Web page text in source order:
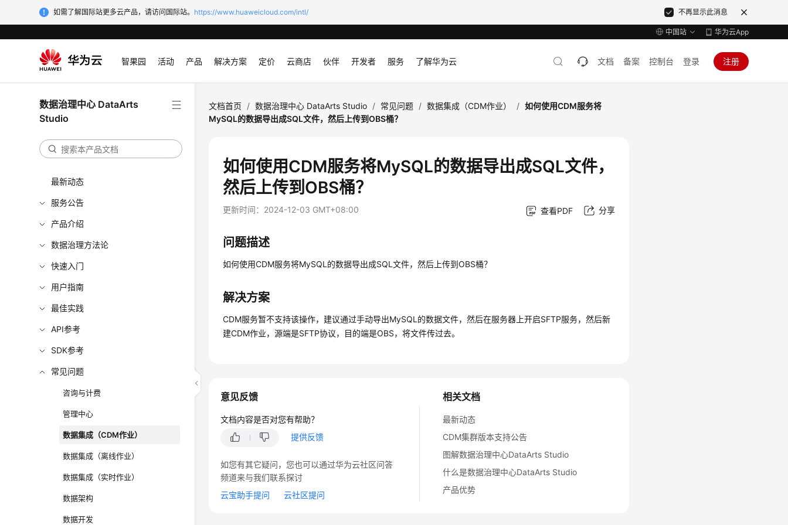
如需了解国际站更多云产品，请访问国际站。 https://www.huaweicloud.com/intl/ 不再显示此消息
中国站 华为云App
智果园 活动 产品 解决方案 定价 云商店 伙伴 开发者 服务 了解华为云 文档 备案 控制台 登录 注册
数据治理中心 DataArts
Studio
最新动态
服务公告
产品介绍
数据治理方法论
快速入门
用户指南
最佳实践
API参考
SDK参考
常见问题
咨询与计费
管理中心
数据集成（CDM作业）
数据集成（离线作业）
数据集成（实时作业）
数据架构
数据开发
文档首页 / 数据治理中心 DataArts Studio / 常见问题 / 数据集成（CDM作业） / 如何使用CDM服务将
MySQL的数据导出成SQL文件，然后上传到OBS桶？
如何使用CDM服务将MySQL的数据导出成SQL文件，
然后上传到OBS桶？
更新时间： 2024-12-03 GMT+08:00 查看PDF 分享
问题描述
如何使用CDM服务将MySQL的数据导出成SQL文件，然后上传到OBS桶？
解决方案
CDM服务暂不支持该操作，建议通过手动导出MySQL的数据文件，然后在服务器上开启SFTP服务，然后新
建CDM作业，源端是SFTP协议，目的端是OBS，将文件传过去。
相关文档
最新动态
CDM集群版本支持公告
图解数据治理中心DataArts Studio
什么是数据治理中心DataArts Studio
产品优势
意见反馈
文档内容是否对您有帮助？
提供反馈
如您有其它疑问，您也可以通过华为云社区问答
频道来与我们联系探讨
云宝助手提问
云社区提问